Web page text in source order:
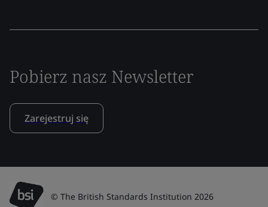
Pobierz nasz Newsletter
Zarejestruj się
© The British Standards Institution 2026